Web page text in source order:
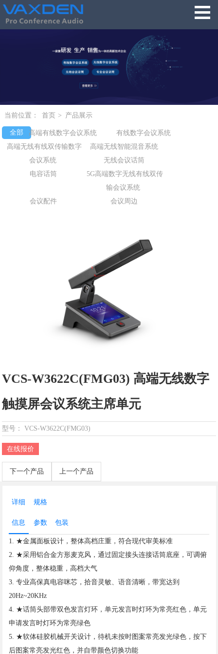
当前位置： 首页 > 产品展示
全部 高端有线数字会议系统
有线数字会议系统
高端无线有线双传输数字
会议系统
高端无线智能混音系统
无线会议话筒
电容话筒
5G高端数字无线有线双传
输会议系统
会议配件
会议周边
VCS-W3622C(FMG03) 高端无线数字
触摸屏会议系统主席单元
型号： VCS-W3622C(FMG03)
在线报价
下一个产品 上一个产品
详细
信息
规格
参数 包装
1. ★金属面板设计，整体高档庄重，符合现代审美标准
2. ★采用铝合金方形麦克风，通过固定接头连接话筒底座，可调俯
仰角度，整体稳重，高档大气
3. 专业高保真电容咪芯，拾音灵敏、语音清晰，带宽达到
20Hz~20KHz
4. ★话筒头部带双色发言灯环，单元发言时灯环为常亮红色，单元
申请发言时灯环为常亮绿色
5. ★软体硅胶机械开关设计，待机未按时图案常亮发光绿色，按下
后图案常亮发光红色，并自带颜色切换功能